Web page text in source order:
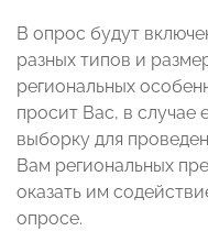
В опрос будут
разных типов и
региональных
просит Вас, в случае
выборку для
Вам региональных
оказать им
опросе.